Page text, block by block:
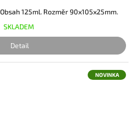
125ml. Rozměr 90x105x25mm.
SKLADEM
Detail
NOVINKA